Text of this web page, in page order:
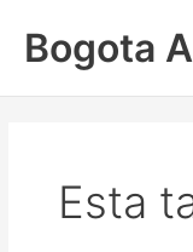
contenido
Bogota
Esta